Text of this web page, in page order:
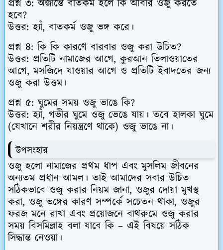
প্রশ্ন ৩: অজান্তে বাতকর্ম হলে কি আবার ওজু করতে
হবে?
উত্তর: হ্যাঁ, বাতকর্ম ওজু ভঙ্গ করে।
প্রশ্ন ৪: কি কি কারণে বারবার ওজু করা উচিত?
উত্তর: প্রতিটি নামাজের আগে, কুরআন তিলাওয়াতের
আগে, মসজিদে যাওয়ার আগে ও প্রতিটি ইবাদতের জন্য
ওজু করা উত্তম।
প্রশ্ন ৫: ঘুমের সময় ওজু ভাঙে কি?
উত্তর: হ্যাঁ, গভীর ঘুমে ওজু ভেঙে যায়। তবে হালকা ঘুমে
(যেখানে শরীর নিয়ন্ত্রণে থাকে) ওজু ভাঙে না।
উপসংহার
ওজু হলো নামাজের প্রথম ধাপ এবং মুসলিম জীবনের
অন্যতম প্রধান আমল। তাই আমাদের সবার উচিত
সঠিকভাবে ওজু করার নিয়মজানা, ওজুর দোয়ামুখস্থ
করা, ওজু ভঙ্গের কারণ সম্পর্কে সচেতন থাকা, ওজুর
ফরজমনে রাখা এবং প্রয়োজনেবাথরুমে ওজু করার
সময় বিসমিল্লাহ বলা যাবে কি– এই বিষয়ে সঠিক
সিদ্ধান্ত নেওয়া।